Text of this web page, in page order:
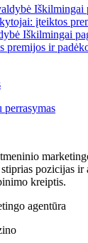
Iškilmingai
premijos ir
pozicijas
kreiptis.